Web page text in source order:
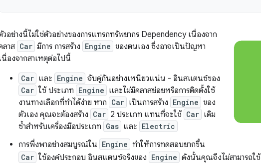
วอย่างนี้ไม่ใช่ตัวอย่างของการแทรกทรัพยากร Dependency เนื่องจาก
ลาส Car มีการ การสร้าง Engine ของตนเอง ซึ่งอาจเป็นปัญหา
นื่องจากสาเหตุต่อไปนี้
Car และ Engine จับคู่กันอย่างเหนียวแน่น - อินสแตนซ์ของ
Car ใช้ ประเภท Engine และไม่มีคลาสย่อยหรือการติดตั้งใช้
งานทางเลือกที่ทำได้ง่าย หาก Car เป็นการสร้าง Engine ของ
ตัวเอง คุณจะต้องสร้าง Car 2 ประเภท แทนที่จะใช้ Car เดิม
ซ้ำสำหรับเครื่องมือประเภท Gas และ Electric
การพึ่งพาอย่างสมบูรณ์ใน Engine ทำให้การทดสอบยากขึ้น
Car ใช้องค์ประกอบ อินสแตนซ์จริงของ Engine ดังนั้นคุณจึงไม่สามารถใช้